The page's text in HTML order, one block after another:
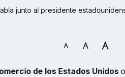
junto al presidente
de los Estados Unidos